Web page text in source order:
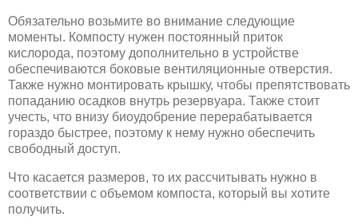
Обязательно возьмите во внимание следующие
моменты. Компосту нужен постоянный приток
кислорода, поэтому дополнительно в устройстве
обеспечиваются боковые вентиляционные отверстия.
Также нужно монтировать крышку, чтобы препятствовать
попаданию осадков внутрь резервуара. Также стоит
учесть, что внизу биоудобрение перерабатывается
гораздо быстрее, поэтому к нему нужно обеспечить
свободный доступ.
Что касается размеров, то их рассчитывать нужно в
соответствии с объемом компоста, который вы хотите
получить.